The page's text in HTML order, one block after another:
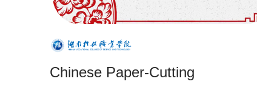
Chinese Paper-Cutting